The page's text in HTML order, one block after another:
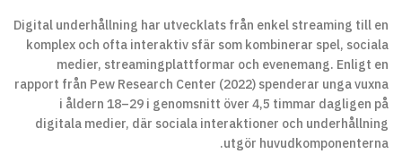
Digital underhållning har utvecklats från enkel streaming till en
komplex och ofta interaktiv sfär som kombinerar spel, sociala
medier, streamingplattformar och evenemang. Enligt en
rapport från Pew Research Center (2022) spenderar unga vuxna
i åldern 18–29 i genomsnitt över 4,5 timmar dagligen på
digitala medier, där sociala interaktioner och underhållning
utgör huvudkomponenterna.